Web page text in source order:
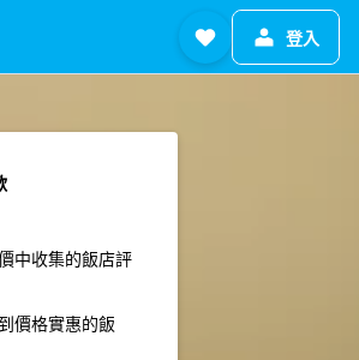
登入
中收集的飯店評
價格實惠的飯